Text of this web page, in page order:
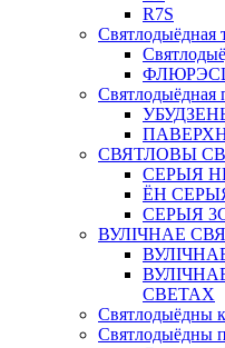
R7S
Святлодыёдная
Святлодыёдная
СВЯТЛОВЫ
СЕРЫЯ
ЁН
СЕРЫЯ
ВУЛІЧНАЕ
СВЕТАХ
Святлодыёдны
Святлодыёдны